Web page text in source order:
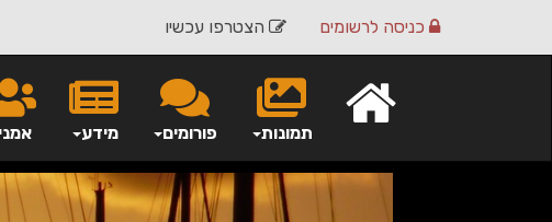
הצטרפו עכשיו כניסה לרשומים
מידע פורומים תמונות